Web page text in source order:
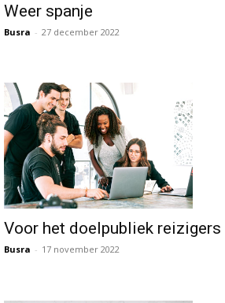
Weer spanje
Busra - 27 december 2022
Voor het doelpubliek reizigers
Busra - 17 november 2022